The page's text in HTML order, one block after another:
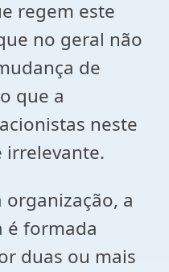
regem este
no geral não
de
que a
neste
irrelevante.
a
é formada
duas ou mais